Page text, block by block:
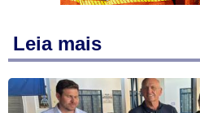
Leia mais